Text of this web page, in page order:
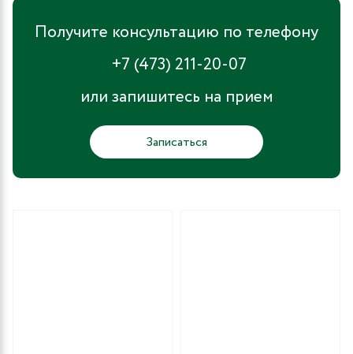
Получите консультацию по телефону
+7 (473) 211-20-07
или запишитесь на прием
Записаться